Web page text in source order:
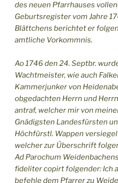
des neuen Pfarrhauses
Geburtsregister vom Jahre
Blättchens berichtet er
amtliche Vorkommnis.
Ao 1746 den 24. Septbr.
Wachtmeister, wie auch
Kammerjunker von
obgedachten Herrn und
antraf, welcher mir von
Gnädigsten Landesfürsten
Höchfürstl. Wappen
welcher zur Überschrift
Ad Parochum
fideliter copirt folgender: Ich
befehle dem Pfarrer zu